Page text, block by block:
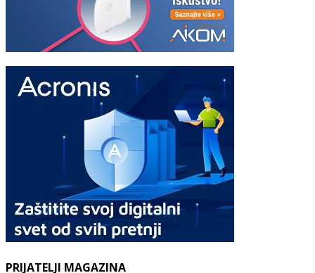
PRIJATELJI MAGAZINA